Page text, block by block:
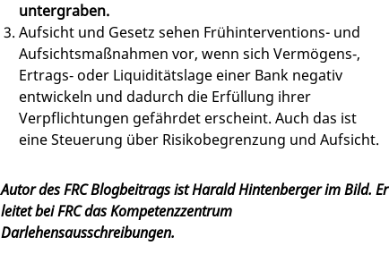
untergraben.
Aufsicht und Gesetz sehen Frühinterventions- und
Aufsichtsmaßnahmen vor, wenn sich Vermögens‑,
Ertrags‑ oder Liquiditätslage einer Bank negativ
entwickeln und dadurch die Erfüllung ihrer
Verpflichtungen gefährdet erscheint. Auch das ist
eine Steuerung über Risikobegrenzung und Aufsicht.
Autor des FRC Blogbeitrags ist Harald Hintenberger im Bild. Er
leitet bei FRC das Kompetenzzentrum
Darlehensausschreibungen.